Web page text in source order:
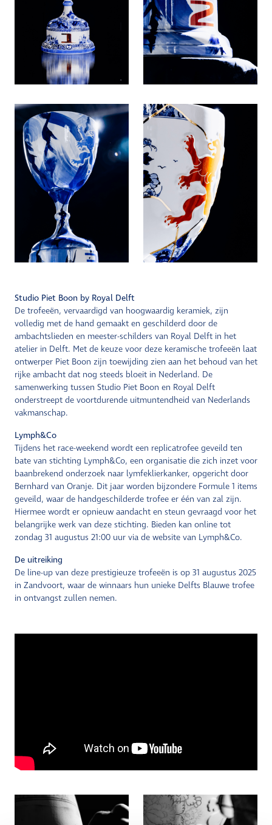
Studio Piet Boon by Royal Delft
De trofeeën, vervaardigd van hoogwaardig keramiek, zijn
volledig met de hand gemaakt en geschilderd door de
ambachtslieden en meester-schilders van Royal Delft in het
atelier in Delft. Met de keuze voor deze keramische trofeeën laat
ontwerper Piet Boon zijn toewijding zien aan het behoud van het
rijke ambacht dat nog steeds bloeit in Nederland. De
samenwerking tussen Studio Piet Boon en Royal Delft
onderstreept de voortdurende uitmuntendheid van Nederlands
vakmanschap.
Lymph&Co
Tijdens het race-weekend wordt een replicatrofee geveild ten
bate van stichting Lymph&Co, een organisatie die zich inzet voor
baanbrekend onderzoek naar lymfeklierkanker, opgericht door
Bernhard van Oranje. Dit jaar worden bijzondere Formule 1 items
geveild, waar de handgeschilderde trofee er één van zal zijn.
Hiermee wordt er opnieuw aandacht en steun gevraagd voor het
belangrijke werk van deze stichting. Bieden kan online tot
zondag 31 augustus 21:00 uur via de website van Lymph&Co.
De uitreiking
De line-up van deze prestigieuze trofeeën is op 31 augustus 2025
in Zandvoort, waar de winnaars hun unieke Delfts Blauwe trofee
in ontvangst zullen nemen.